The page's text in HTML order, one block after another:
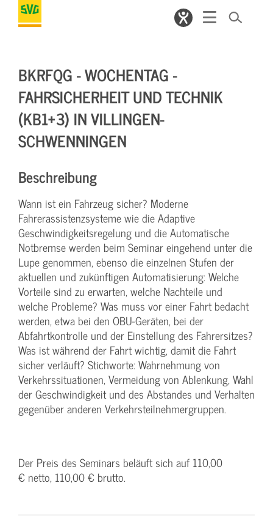
BKRFQG - WOCHENTAG -
FAHRSICHERHEIT UND TECHNIK
(KB1+3) IN VILLINGEN-
SCHWENNINGEN
Beschreibung
Wann ist ein Fahrzeug sicher? Moderne
Fahrerassistenzsysteme wie die Adaptive
Geschwindigkeitsregelung und die Automatische
Notbremse werden beim Seminar eingehend unter die
Lupe genommen, ebenso die einzelnen Stufen der
aktuellen und zukünftigen Automatisierung: Welche
Vorteile sind zu erwarten, welche Nachteile und
welche Probleme? Was muss vor einer Fahrt bedacht
werden, etwa bei den OBU-Geräten, bei der
Abfahrtkontrolle und der Einstellung des Fahrersitzes?
Was ist während der Fahrt wichtig, damit die Fahrt
sicher verläuft? Stichworte: Wahrnehmung von
Verkehrssituationen, Vermeidung von Ablenkung, Wahl
der Geschwindigkeit und des Abstandes und Verhalten
gegenüber anderen Verkehrsteilnehmergruppen.
Der Preis des Seminars beläuft sich auf 110,00
€ netto, 110,00 € brutto.